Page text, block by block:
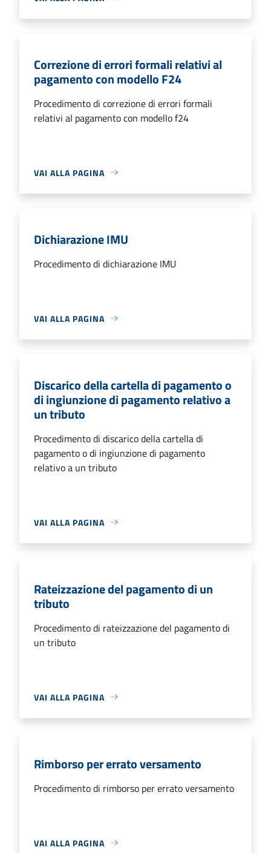
Correzione di errori formali relativi al
pagamento con modello F24
Procedimento di correzione di errori formali
relativi al pagamento con modello f24
VAI ALLA PAGINA
Dichiarazione IMU
Procedimento di dichiarazione IMU
VAI ALLA PAGINA
Discarico della cartella di pagamento o
di ingiunzione di pagamento relativo a
un tributo
Procedimento di discarico della cartella di
pagamento o di ingiunzione di pagamento
relativo a un tributo
VAI ALLA PAGINA
Rateizzazione del pagamento di un
tributo
Procedimento di rateizzazione del pagamento di
un tributo
VAI ALLA PAGINA
Rimborso per errato versamento
Procedimento di rimborso per errato versamento
VAI ALLA PAGINA